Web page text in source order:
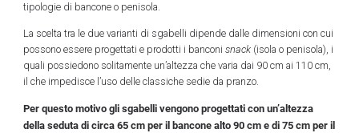
tipologie di bancone o penisola.
La scelta tra le due varianti di sgabelli dipende dalle dimensioni con cui
possono essere progettati e prodotti i banconi snack (isola o penisola), i
quali possiedono solitamente un’altezza che varia dai 90 cm ai 110 cm,
il che impedisce l’uso delle classiche sedie da pranzo.
Per questo motivo gli sgabelli vengono progettati con un’altezza
della seduta di circa 65 cm per il bancone alto 90 cm e di 75 cm per il